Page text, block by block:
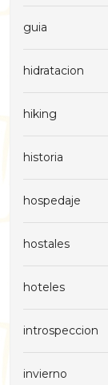
guia
hidratacion
hiking
historia
hospedaje
hostales
hoteles
introspeccion
invierno